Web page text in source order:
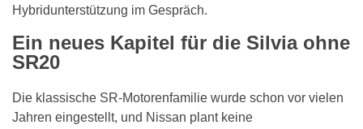
Hybridunterstützung im Gespräch.
Ein neues Kapitel für die Silvia ohne
SR20
Die klassische SR-Motorenfamilie wurde schon vor vielen
Jahren eingestellt, und Nissan plant keine